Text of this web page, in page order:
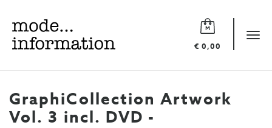
€ 0,00
Mode
information
GraphiCollection Artwork
Vol. 3 incl. DVD -